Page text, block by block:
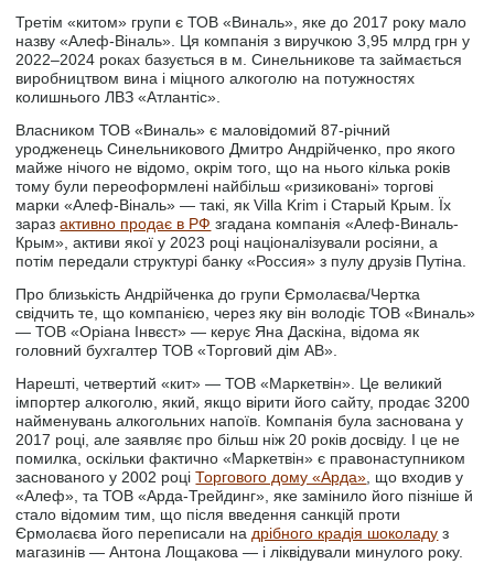
Третім «китом» групи є ТОВ «Виналь», яке до 2017 року мало
назву «Алеф-Віналь». Ця компанія з виручкою 3,95 млрд грн у
2022–2024 роках базується в м. Синельникове та займається
виробництвом вина і міцного алкоголю на потужностях
колишнього ЛВЗ «Атлантіс».
Власником ТОВ «Виналь» є маловідомий 87-річний
уродженець Синельникового Дмитро Андрійченко, про якого
майже нічого не відомо, окрім того, що на нього кілька років
тому були переоформлені найбільш «ризиковані» торгові
марки «Алеф-Віналь» — такі, як Villa Krim і Старый Крым. Їх
заразактивно продає в РФ згадана компанія «Алеф-Виналь-
Крым», активи якої у 2023 році націоналізували росіяни, а
потім передали структурі банку «Россия» з пулу друзів Путіна.
Про близькість Андрійченка до групи Єрмолаєва/Чертка
свідчить те, що компанією, через яку він володіє ТОВ «Виналь»
— ТОВ «Оріана Інвєст» — керує Яна Даскіна, відома як
головний бухгалтер ТОВ «Торговий дім АВ».
Нарешті, четвертий «кит» — ТОВ «Маркетвін». Це великий
імпортер алкоголю, який, якщо вірити його сайту, продає 3200
найменувань алкогольних напоїв. Компанія була заснована у
2017 році, але заявляє про більш ніж 20 років досвіду. І це не
помилка, оскільки фактично «Маркетвін» є правонаступником
заснованого у 2002 роціТоргового дому «Арда», що входив у
«Алеф», та ТОВ «Арда-Трейдинг», яке замінило його пізніше й
стало відомим тим, що після введення санкцій проти
Єрмолаєва його переписали надрібного крадія шоколаду з
магазинів — Антона Лощакова — і ліквідували минулого року.